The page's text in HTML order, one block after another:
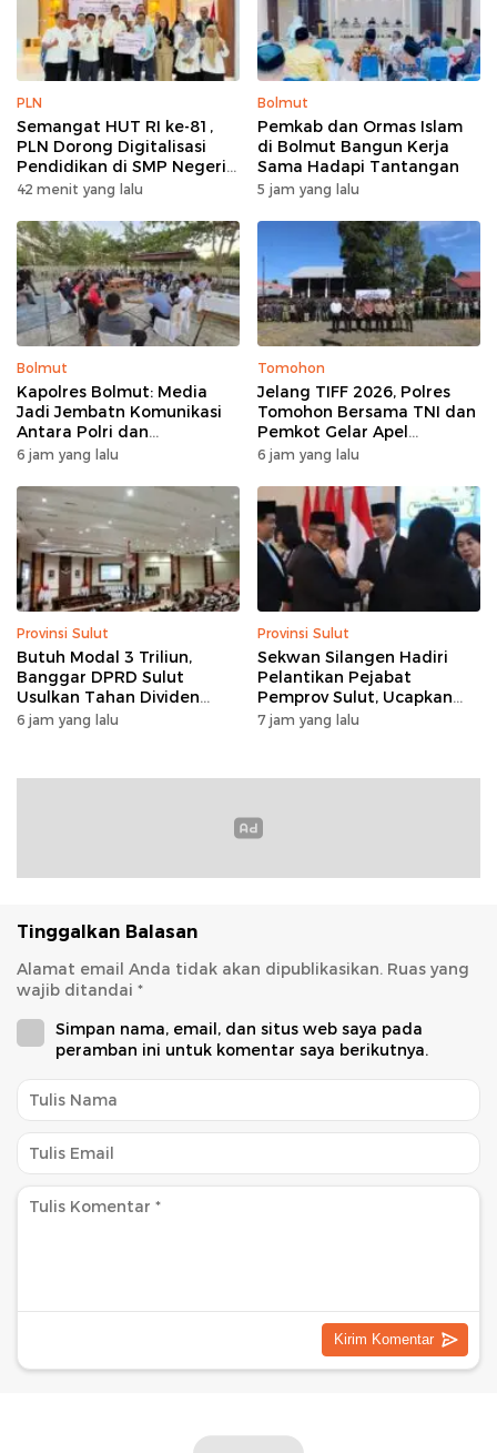
PLN
Semangat HUT RI ke-81,
PLN Dorong Digitalisasi
Pendidikan di SMP Negeri
1 Palu Lewat Program TJSL
42 menit yang lalu
Bolmut
Pemkab dan Ormas Islam
di Bolmut Bangun Kerja
Sama Hadapi Tantangan
5 jam yang lalu
Bolmut
Kapolres Bolmut: Media
Jadi Jembatn Komunikasi
Antara Polri dan
Masyarakat
6 jam yang lalu
Tomohon
Jelang TIFF 2026, Polres
Tomohon Bersama TNI dan
Pemkot Gelar Apel
Kesiapan Pengamanan
6 jam yang lalu
Provinsi Sulut
Butuh Modal 3 Triliun,
Banggar DPRD Sulut
Usulkan Tahan Dividen
Rp79 Miliar untuk Perkuat
6 jam yang lalu
Provinsi Sulut
Sekwan Silangen Hadiri
Pelantikan Pejabat
Pemprov Sulut, Ucapkan
Selamat kepada Jahja
7 jam yang lalu
Tinggalkan Balasan
Alamat email Anda tidak akan dipublikasikan. Ruas yang
wajib ditandai *
Simpan nama, email, dan situs web saya pada
peramban ini untuk komentar saya berikutnya.